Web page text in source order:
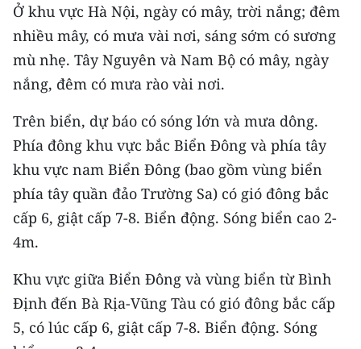
KIỂM CHỨNG THÔNG TIN
TRI THỨC CHUYÊN SÂU
CHƯƠNG TRÌNH OCOP - MỖI XÃ
MỘT SẢN PHẨM
RADIO
E-Magazine
Video
Ở khu vực Hà Nội, ngày có mây, trời nắng; đêm
nhiều mây, có mưa vài nơi, sáng sớm có sương
mù nhẹ. Tây Nguyên và Nam Bộ có mây, ngày
nắng, đêm có mưa rào vài nơi.
Trên biển, dự báo có sóng lớn và mưa dông.
Phía đông khu vực bắc Biển Đông và phía tây
khu vực nam Biển Đông (bao gồm vùng biển
phía tây quần đảo Trường Sa) có gió đông bắc
cấp 6, giật cấp 7-8. Biển động. Sóng biển cao 2-
4m.
Khu vực giữa Biển Đông và vùng biển từ Bình
Định đến Bà Rịa-Vũng Tàu có gió đông bắc cấp
5, có lúc cấp 6, giật cấp 7-8. Biển động. Sóng